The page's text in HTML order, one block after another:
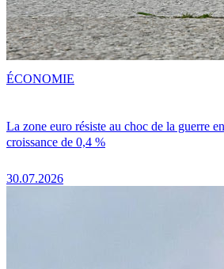
La zone euro résiste au choc de la guerre
croissance de 0,4 %
30.07.2026
ÉCONOMIE